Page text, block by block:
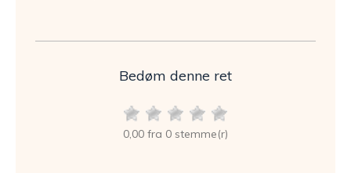
Bedøm denne ret
0,00 fra 0 stemme(r)